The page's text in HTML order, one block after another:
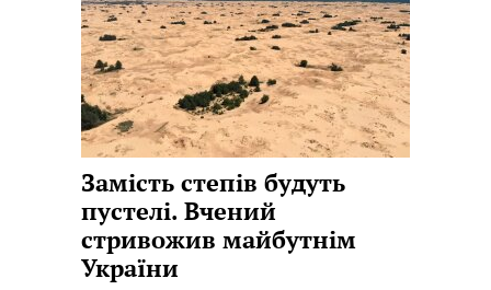
Замість степів будуть
пустелі. Вчений
стривожив майбутнім
України